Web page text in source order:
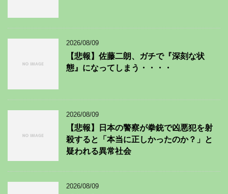
2026/08/09
【悲報】佐藤二朗、ガチで『深刻な状
態』になってしまう・・・・
2026/08/09
【悲報】日本の警察が拳銃で凶悪犯を射
殺すると「本当に正しかったのか？」と
疑われる異常社会
2026/08/09